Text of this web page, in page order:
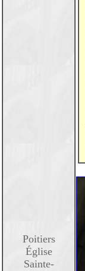
Poitiers
Église
Sainte-